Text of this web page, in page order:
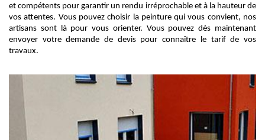
et compétents pour garantir un rendu irréprochable et à la hauteur de
vos attentes. Vous pouvez choisir la peinture qui vous convient, nos
artisans sont là pour vous orienter. Vous pouvez dès maintenant
envoyer votre demande de devis pour connaître le tarif de vos
travaux.